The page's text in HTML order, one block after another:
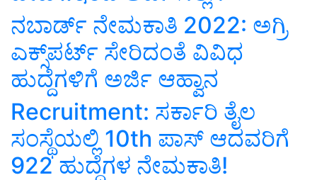
ನಬಾರ್ಡ್ ನೇಮಕಾತಿ 2022: ಅಗ್ರಿ
ಎಕ್ಸ್‌ಪರ್ಟ್ ಸೇರಿದಂತೆ ವಿವಿಧ
ಹುದ್ದೆಗಳಿಗೆ ಅರ್ಜಿ ಆಹ್ವಾನ
Recruitment: ಸರ್ಕಾರಿ ತೈಲ
ಸಂಸ್ಥೆಯಲ್ಲಿ 10th ಪಾಸ್ ಆದವರಿಗೆ
922 ಹುದ್ದೆಗಳ ನೇಮಕಾತಿ!